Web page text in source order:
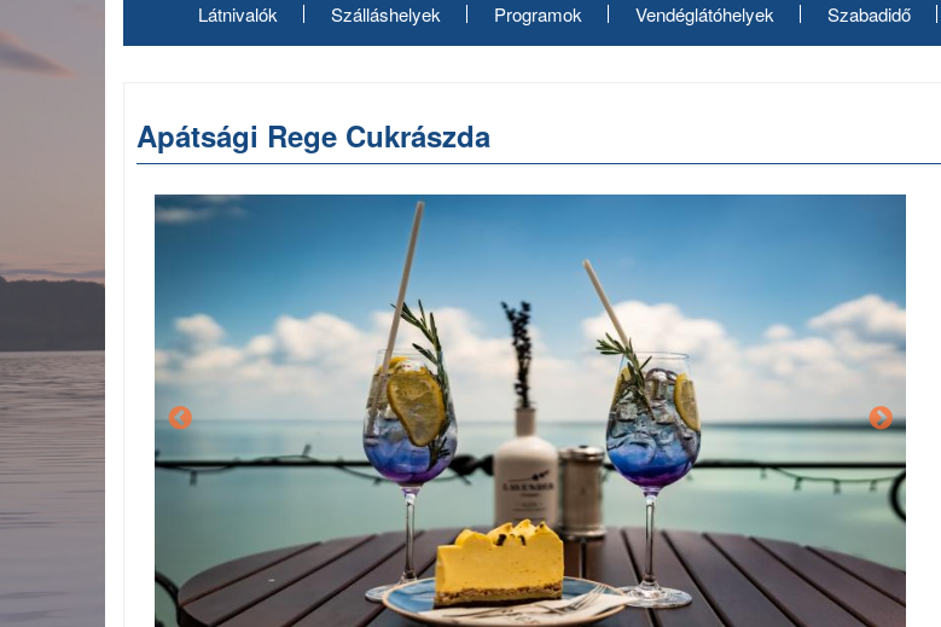
Látnivalók Szálláshelyek Programok Vendéglátóhelyek Szabadidő
Apátsági Rege Cukrászda